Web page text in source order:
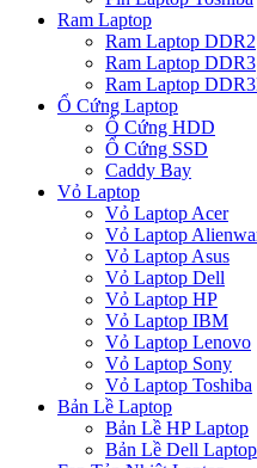
Ram Laptop
Ram Laptop DDR2
Ram Laptop DDR3
Ram Laptop
Ổ Cứng Laptop
Ổ Cứng HDD
Ổ Cứng SSD
Caddy Bay
Vỏ Laptop
Vỏ Laptop Acer
Vỏ Laptop
Vỏ Laptop Asus
Vỏ Laptop Dell
Vỏ Laptop HP
Vỏ Laptop IBM
Vỏ Laptop Lenovo
Vỏ Laptop Sony
Vỏ Laptop Toshiba
Bản Lề Laptop
Bản Lề HP Laptop
Bản Lề Dell Laptop